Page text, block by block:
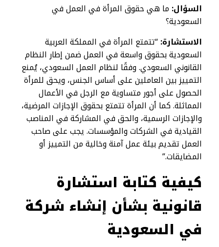
السؤال: ما هي حقوق المرأة في العمل في
السعودية؟
الاستشارة:“تتمتع المرأة في المملكة العربية
السعودية بحقوق واسعة في العمل ضمن إطار النظام
القانوني السعودي. وفقًا لنظام العمل السعودي، يُمنع
التمييز بين العاملين على أساس الجنس، ويحق للمرأة
الحصول على أجور متساوية مع الرجل في الأعمال
المماثلة. كما أن المرأة تتمتع بحقوق الإجازات المرضية،
والإجازات الرسمية، والحق في المشاركة في المناصب
القيادية في الشركات والمؤسسات. يجب على صاحب
العمل تقديم بيئة عمل آمنة وخالية من التمييز أو
المضايقات.”
كيفية كتابة استشارة
قانونية بشأن إنشاء شركة
في السعودية